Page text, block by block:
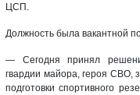
ЦСП.
Должность была вакантной
— Сегодня принял
гвардии майора, героя СВО,
подготовки спортивного